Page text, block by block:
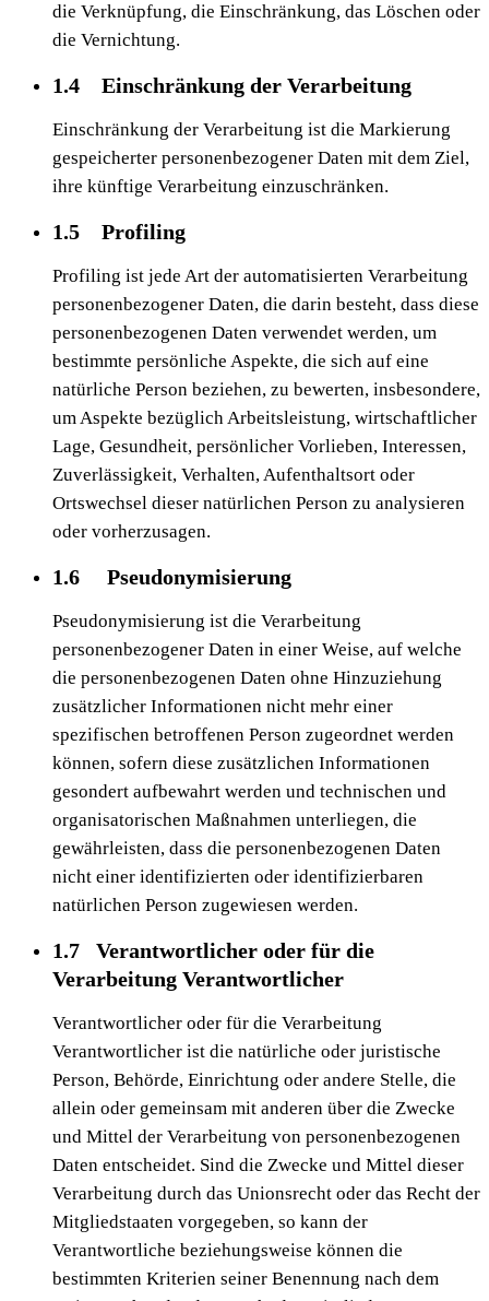
die Verknüpfung, die Einschränkung, das Löschen oder
die Vernichtung.
1.4 Einschränkung der Verarbeitung
Einschränkung der Verarbeitung ist die Markierung
gespeicherter personenbezogener Daten mit dem Ziel,
ihre künftige Verarbeitung einzuschränken.
1.5 Profiling
Profiling ist jede Art der automatisierten Verarbeitung
personenbezogener Daten, die darin besteht, dass diese
personenbezogenen Daten verwendet werden, um
bestimmte persönliche Aspekte, die sich auf eine
natürliche Person beziehen, zu bewerten, insbesondere,
um Aspekte bezüglich Arbeitsleistung, wirtschaftlicher
Lage, Gesundheit, persönlicher Vorlieben, Interessen,
Zuverlässigkeit, Verhalten, Aufenthaltsort oder
Ortswechsel dieser natürlichen Person zu analysieren
oder vorherzusagen.
1.6 Pseudonymisierung
Pseudonymisierung ist die Verarbeitung
personenbezogener Daten in einer Weise, auf welche
die personenbezogenen Daten ohne Hinzuziehung
zusätzlicher Informationen nicht mehr einer
spezifischen betroffenen Person zugeordnet werden
können, sofern diese zusätzlichen Informationen
gesondert aufbewahrt werden und technischen und
organisatorischen Maßnahmen unterliegen, die
gewährleisten, dass die personenbezogenen Daten
nicht einer identifizierten oder identifizierbaren
natürlichen Person zugewiesen werden.
1.7 Verantwortlicher oder für die
Verarbeitung Verantwortlicher
Verantwortlicher oder für die Verarbeitung
Verantwortlicher ist die natürliche oder juristische
Person, Behörde, Einrichtung oder andere Stelle, die
allein oder gemeinsam mit anderen über die Zwecke
und Mittel der Verarbeitung von personenbezogenen
Daten entscheidet. Sind die Zwecke und Mittel dieser
Verarbeitung durch das Unionsrecht oder das Recht der
Mitgliedstaaten vorgegeben, so kann der
Verantwortliche beziehungsweise können die
bestimmten Kriterien seiner Benennung nach dem